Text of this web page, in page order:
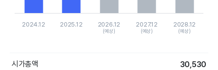
2024.12 2025.12 2026.12
(예상)
2027.12
(예상)
2028.12
(예상)
시가총액 30,530